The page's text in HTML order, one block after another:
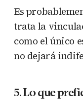
Es
trata la
como el único
no dejará
5. Lo que